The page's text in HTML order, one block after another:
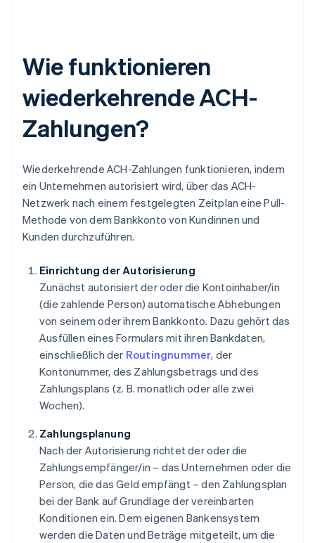
Wie funktionieren
wiederkehrende ACH-
Zahlungen?
Wiederkehrende ACH-Zahlungen funktionieren, indem
ein Unternehmen autorisiert wird, über das ACH-
Netzwerk nach einem festgelegten Zeitplan eine Pull-
Methode von dem Bankkonto von Kundinnen und
Kunden durchzuführen.
Einrichtung der Autorisierung
Zunächst autorisiert der oder die Kontoinhaber/in
(die zahlende Person) automatische Abhebungen
von seinem oder ihrem Bankkonto. Dazu gehört das
Ausfüllen eines Formulars mit ihren Bankdaten,
einschließlich der Routingnummer, der
Kontonummer, des Zahlungsbetrags und des
Zahlungsplans (z. B. monatlich oder alle zwei
Wochen).
Zahlungsplanung
Nach der Autorisierung richtet der oder die
Zahlungsempfänger/in – das Unternehmen oder die
Person, die das Geld empfängt – den Zahlungsplan
bei der Bank auf Grundlage der vereinbarten
Konditionen ein. Dem eigenen Bankensystem
werden die Daten und Beträge mitgeteilt, um die